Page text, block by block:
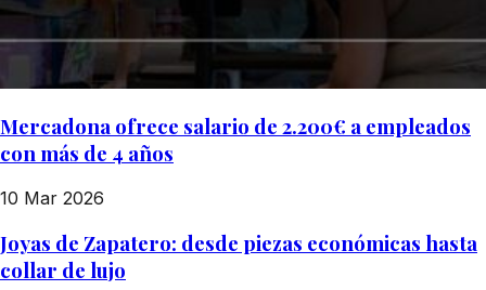
Mercadona ofrece salario de 2.200€ a empleados
con más de 4 años
10 Mar 2026
Joyas de Zapatero: desde piezas económicas hasta
collar de lujo